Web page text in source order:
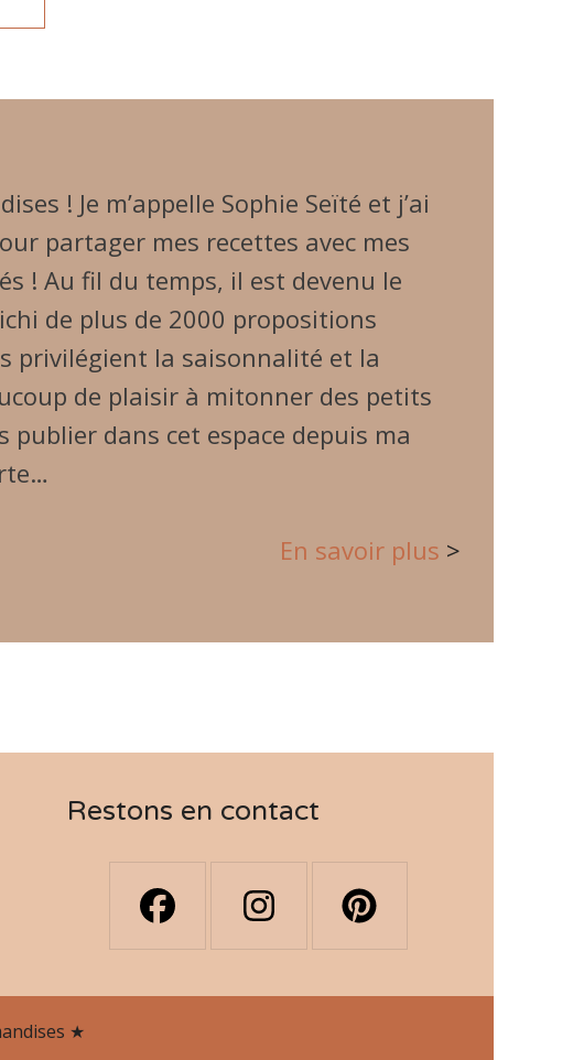
! Je m’appelle Sophie Seïté et j’ai
partager mes recettes avec mes
! Au fil du temps, il est devenu le
de plus de 2000 propositions
privilégient la saisonnalité et la
de plaisir à mitonner des petits
dans cet espace depuis ma
En savoir plus >
Restons en contact
★